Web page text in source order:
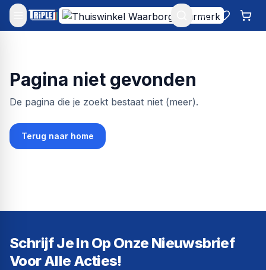
Mijn account
Pagina niet gevonden
De pagina die je zoekt bestaat niet (meer).
Terug naar home
Schrijf Je In Op Onze Nieuwsbrief
Voor Alle Acties!